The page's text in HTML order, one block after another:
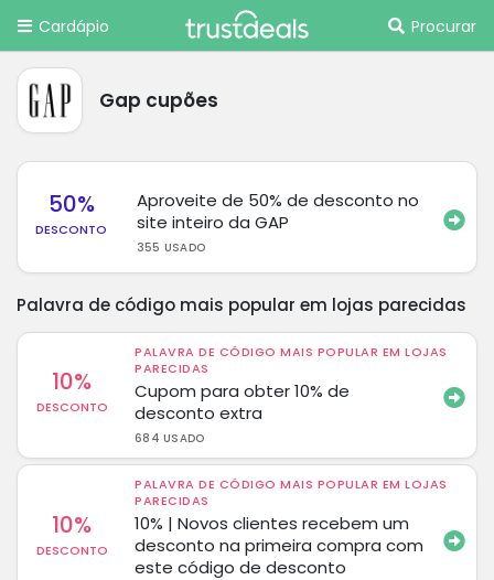
Cardápio Procurar
Gap cupões
50%
DESCONTO
Aproveite de 50% de desconto no
site inteiro da GAP
355 USADO
Palavra de código mais popular em lojas parecidas
10%
DESCONTO
PALAVRA DE CÓDIGO MAIS POPULAR EM LOJAS
PARECIDAS
Cupom para obter 10% de
desconto extra
684 USADO
10%
DESCONTO
PALAVRA DE CÓDIGO MAIS POPULAR EM LOJAS
PARECIDAS
10% | Novos clientes recebem um
desconto na primeira compra com
este código de desconto